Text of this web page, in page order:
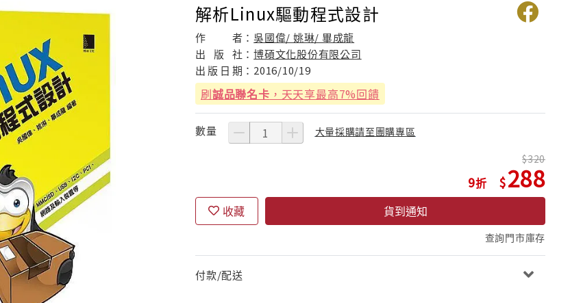
解析Linux驅動程式設計
作 者：吳國偉/ 姚琳/ 畢成龍
出
版 社：博碩文化股份有限公司
出 版 日 期： 2016/10/19
刷誠品聯名卡 ，天天享最高7%回饋
數量 大量採購請至團購專區
9
320
288
收藏 貨到通知
查詢門市庫存
付款/配送